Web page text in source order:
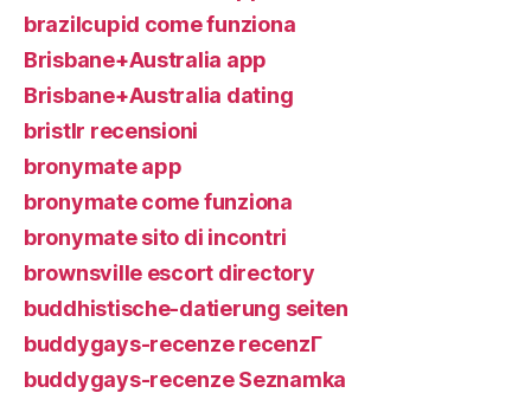
brazilcupid come funziona
Brisbane+Australia app
Brisbane+Australia dating
bristlr recensioni
bronymate app
bronymate come funziona
bronymate sito di incontri
brownsville escort directory
buddhistische-datierung seiten
buddygays-recenze recenzГ­
buddygays-recenze Seznamka